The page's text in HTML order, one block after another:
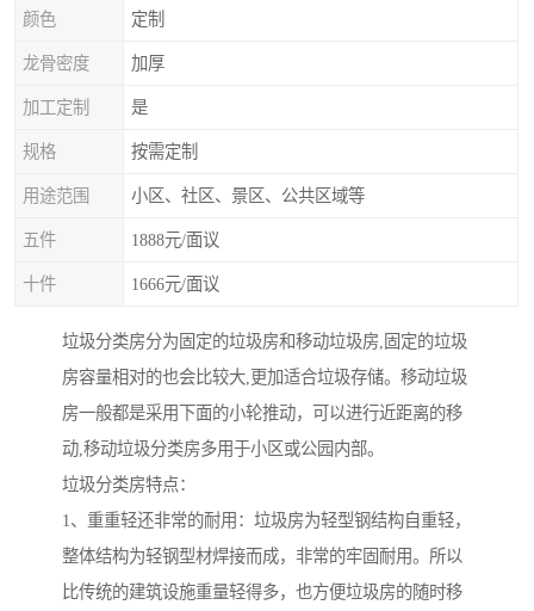
颜色 定制
龙骨密度 加厚
加工定制 是
规格 按需定制
用途范围 小区、社区、景区、公共区域等
五件 1888元/面议
十件 1666元/面议
垃圾分类房分为固定的垃圾房和移动垃圾房,固定的垃圾
房容量相对的也会比较大,更加适合垃圾存储。移动垃圾
房一般都是采用下面的小轮推动，可以进行近距离的移
动,移动垃圾分类房多用于小区或公园内部。
垃圾分类房特点：
1、重重轻还非常的耐用：垃圾房为轻型钢结构自重轻，
整体结构为轻钢型材焊接而成，非常的牢固耐用。所以
比传统的建筑设施重量轻得多，也方便垃圾房的随时移